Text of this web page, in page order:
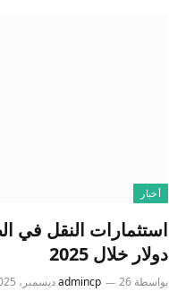
أخبار
دولار خلال 2025
بواسطة admincp 26 ديسمبر، 2025